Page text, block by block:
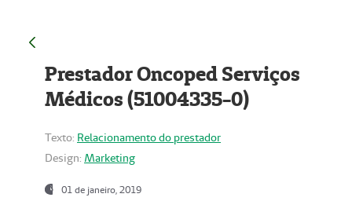
Prestador Oncoped Serviços
Médicos (51004335-0)
Texto: Relacionamento do prestador
Design: Marketing
01 de janeiro, 2019